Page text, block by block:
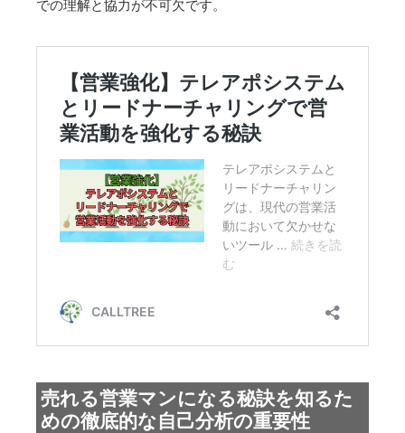
での理解と協力が不可欠です。
売れる営業マンになる秘訣を知るた
めの徹底的な自己分析の重要性